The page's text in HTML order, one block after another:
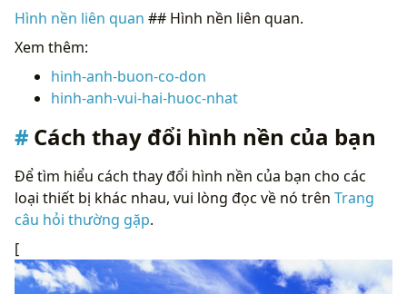
Hình nền liên quan ## Hình nền liên quan.
Xem thêm:
hinh-anh-buon-co-don
hinh-anh-vui-hai-huoc-nhat
Cách thay đổi hình nền của bạn
Để tìm hiểu cách thay đổi hình nền của bạn cho các
loại thiết bị khác nhau, vui lòng đọc về nó trên Trang
câu hỏi thường gặp.
[